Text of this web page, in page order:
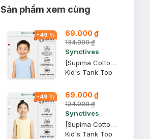
Sản phẩm xem cùng
-49 % 69.000 ₫
134.000 ₫
Synctives
[Supima Cotton] Áo Sát Nách Trẻ Em Synctives, Xanh Mây, 5 - CCTA01
Kid's Tank Top
-49 % 69.000 ₫
134.000 ₫
Synctives
[Supima Cotton] Áo Sát Nách Trẻ Em Synctives, Vàng Nhạt, 4T - CCTA01
Kid's Tank Top